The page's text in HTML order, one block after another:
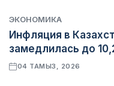
ЭКОНОМИКА
Инфляция в
замедлилась до
04 ТАМЫЗ, 2026